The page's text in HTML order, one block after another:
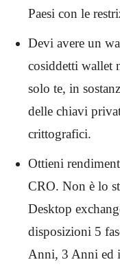
Paesi con le
Devi avere un
cosiddetti wallet
solo te, in
delle chiavi
crittografici.
Ottieni
CRO. Non è lo
Desktop
disposizioni 5
Anni, 3 Anni ed